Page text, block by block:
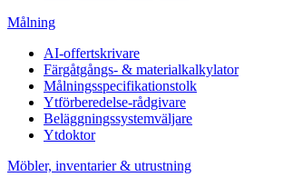
Målning
AI-offertskrivare
Färgåtgångs- & materialkalkylator
Målningsspecifikationstolk
Ytförberedelse-rådgivare
Beläggningssystemväljare
Ytdoktor
Möbler, inventarier & utrustning